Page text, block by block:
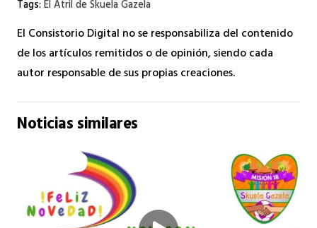
Tags:El Atril de Skuela Gazela
El Consistorio Digital no se responsabiliza del contenido
de los artículos remitidos o de opinión, siendo cada
autor responsable de sus propias creaciones.
Noticias similares